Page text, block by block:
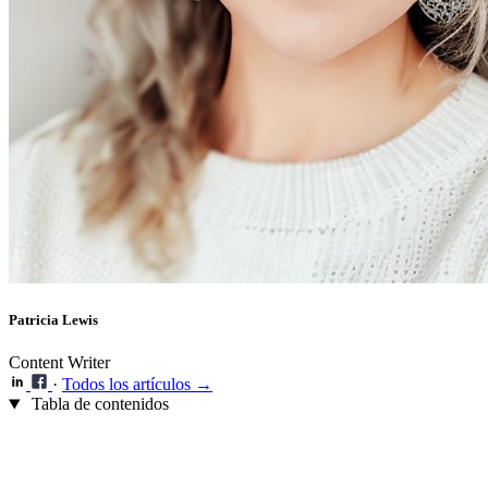
Patricia Lewis
Content Writer
· Todos los artículos →
Tabla de contenidos